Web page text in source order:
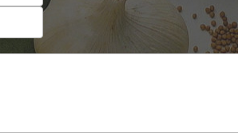
Japonesa e Oriental
Peixes e Frutos do Mar
Pizzarias